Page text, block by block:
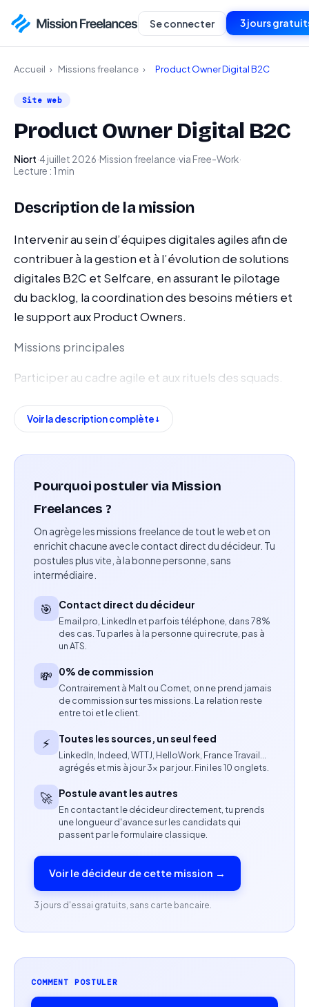
Se connecter 3 jours
Accueil › Missions freelance › Product Owner Digital B2C
Site web
Product Owner Digital B2C
Niort·4 juillet 2026·Mission freelance·via Free-Work·
Lecture : 1 min
Description de la mission
Intervenir au sein d’équipes digitales agiles afin de
contribuer à la gestion et à l’évolution de solutions
digitales B2C et Selfcare, en assurant le pilotage
du backlog, la coordination des besoins métiers et
le support aux Product Owners.
Missions principales
Participer au cadre agile et aux rituels des squads.
Collecter et consolider les besoins exprimés par
les différentes directions dans les backlogs.
Gérer et prioriser les backlogs du périmètre
Accompagner les Product Owners dans la
priorisation par la valeur.
Assurer la communication entre les équipes
métiers et techniques.
Apporter un support opérationnel aux Product
Owners.
évolutions produit.
Compétences attendues
Expérience en Product Owner, Proxy Product
Owner ou Scrum Master.
Bonne maîtrise du cadre Scrum et des pratiques
agiles.
Expérience en environnement digital B2C et
système d’information complexe.
Capacité à travailler en équipe dans des
organisations agiles (squads).
Excellentes compétences en communication et
coordination.
Capacité d’analyse et de priorisation.
Voir la description complète
Pourquoi postuler via Mission
Freelances ?
On agrège les missions freelance de tout le web et on
enrichit chacune avec le contact direct du décideur. Tu
postules plus vite, à la bonne personne, sans
intermédiaire.
🎯 Contact direct du décideur
Email pro, LinkedIn et parfois téléphone, dans 78%
des cas. Tu parles à la personne qui recrute, pas à
un ATS.
💸 0% de commission
Contrairement à Malt ou Comet, on ne prend jamais
de commission sur tes missions. La relation reste
entre toi et le client.
⚡ Toutes les sources, un seul feed
LinkedIn, Indeed, WTTJ, HelloWork, France Travail…
agrégés et mis à jour 3× par jour. Fini les 10 onglets.
🚀 Postule avant les autres
En contactant le décideur directement, tu prends
une longueur d'avance sur les candidats qui
passent par le formulaire classique.
Voir le décideur de cette mission →
3 jours d'essai gratuits, sans carte bancaire.
COMMENT POSTULER